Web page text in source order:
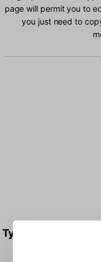
page will permit you to
you just need to
Type Devanagari -